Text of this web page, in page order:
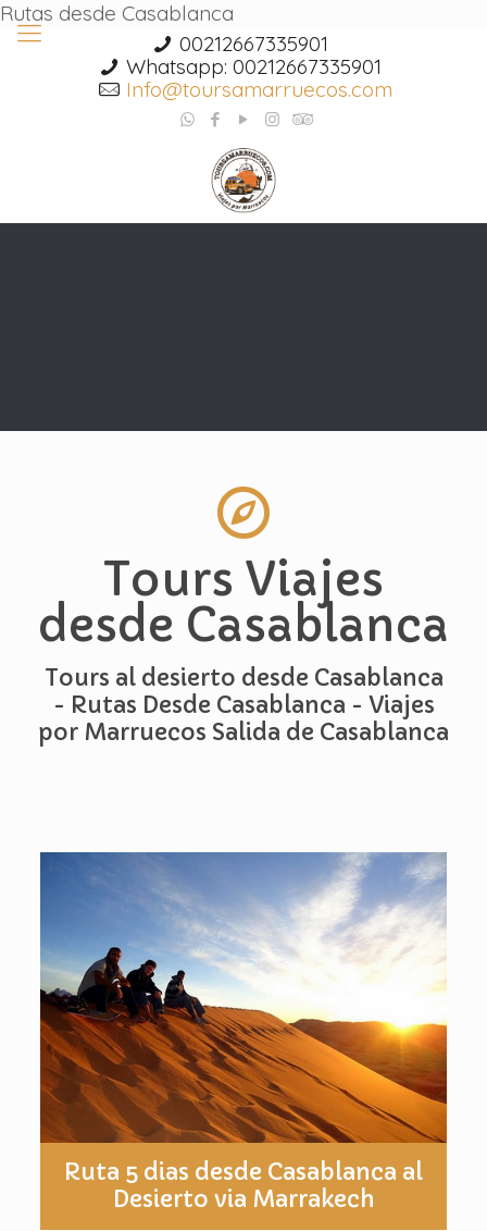
Rutas desde Casablanca
00212667335901
Whatsapp: 00212667335901
Info@toursamarruecos.com
Tours Viajes
desde Casablanca
Tours al desierto desde Casablanca
- Rutas Desde Casablanca - Viajes
por Marruecos Salida de Casablanca
Ruta 5 dias desde Casablanca al
Desierto via Marrakech